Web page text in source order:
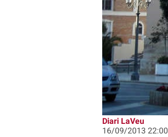
Diari LaVeu
16/09/2013 22:00